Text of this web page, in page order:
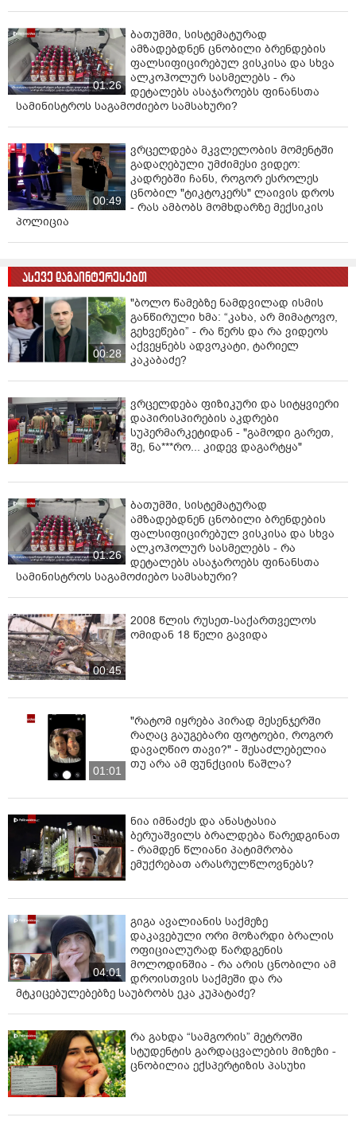
01:26
ბათუმში, სისტემატურად
ამზადებდნენ ცნობილი ბრენდების
ფალსიფიცირებულ ვისკისა და სხვა
ალკოჰოლურ სასმელებს - რა
დეტალებს ასაჯაროებს ფინანსთა
სამინისტროს საგამოძიებო სამსახური?
00:49
ვრცელდება მკვლელობის მომენტში
გადაღებული უმძიმესი ვიდეო:
კადრებში ჩანს, როგორ ესროლეს
ცნობილ "ტიკტოკერს" ლაივის დროს
- რას ამბობს მომხდარზე მექსიკის
პოლიცია
ასევე დაგაინტერესებთ
00:28
"ბოლო წამებზე ნამდვილად ისმის
განწირული ხმა: “კახა, არ მიმატოვო,
გეხვეწები” - რა წერს და რა ვიდეოს
აქვეყნებს ადვოკატი, ტარიელ
კაკაბაძე?
ვრცელდება ფიზიკური და სიტყვიერი
დაპირისპირების აკდრები
სუპერმარკეტიდან - "გამოდი გარეთ,
შე, ნა***რო... კიდევ დაგარტყა"
01:26
ბათუმში, სისტემატურად
ამზადებდნენ ცნობილი ბრენდების
ფალსიფიცირებულ ვისკისა და სხვა
ალკოჰოლურ სასმელებს - რა
დეტალებს ასაჯაროებს ფინანსთა
სამინისტროს საგამოძიებო სამსახური?
00:45
2008 წლის რუსეთ-საქართველოს
ომიდან 18 წელი გავიდა
01:01
"რატომ იყრება პირად მესენჯერში
რაღაც გაუგებარი ფოტოები, როგორ
დავაღწიო თავი?" - შესაძლებელია
თუ არა ამ ფუნქციის წაშლა?
ნია იმნაძეს და ანასტასია
ბერუაშვილს ბრალდება წარედგინათ
- რამდენ წლიანი პატიმრობა
ემუქრებათ არასრულწლოვნებს?
04:01
გიგა ავალიანის საქმეზე
დაკავებული ორი მოზარდი ბრალის
ოფიციალურად წარდგენის
მოლოდინშია - რა არის ცნობილი ამ
დროისთვის საქმეში და რა
მტკიცებულებებზე საუბრობს ეკა კუპატაძე?
რა გახდა “სამგორის” მეტროში
სტუდენტის გარდაცვალების მიზეზი -
ცნობილია ექსპერტიზის პასუხი